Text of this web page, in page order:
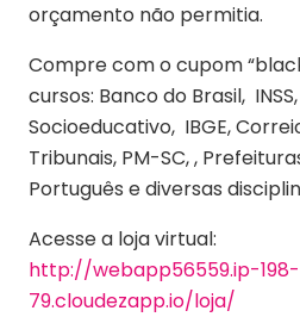
orçamento não permitia.
Compre com o cupom
cursos: Banco do Brasil,
Socioeducativo, IBGE,
Tribunais, PM-SC, ,
Português e diversas
Acesse a loja virtual:
http://webapp56559.ip-198-
79.cloudezapp.io/loja/